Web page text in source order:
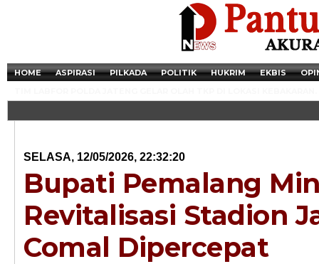
HOME ASPIRASI PILKADA POLITIK HUKRIM EKBIS
SELASA, 12/05/2026, 22:32:20
Bupati Pemalang
Revitalisasi Stadion
Comal Dipercepat